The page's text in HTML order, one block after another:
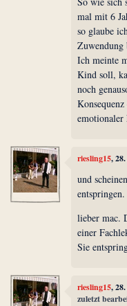
mal mit 6
so glaube
Zuwendung
Ich meinte
Kind soll,
noch
emotionaler
riesling15,
und
entspringen.
lieber mac.
einer
Sie
riesling15,
zuletzt